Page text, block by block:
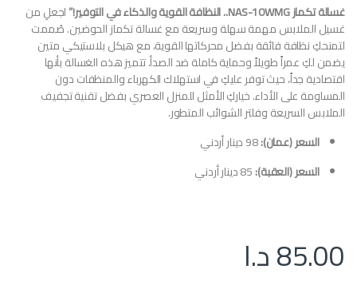
غسالة تكماز NAS-10WMG.. النظافة القوية والذكاء في التوفير!”
اجعلِ من
غسيل الملابس مهمة سهلة وسريعة مع غسالة تكماز الحوضين. صُممت
لتمنحكِ نظافة فائقة بفضل محركاتها القوية، مع هيكل بلاستيكي متين
يضمن لكِ عمراً طويلاً وحماية كاملة ضد الصدأ. تتميز هذه الغسالة بأنها
اقتصادية جداً، حيث توفر عليكِ في استهلاك الكهرباء والمنظفات دون
المساومة على الأداء. خياركِ الأمثل للمنزل العصري بفضل تقنية تجفيف
الملابس السريعة وفلتر الشوائب المتطور.
السعر (عمان):98 دينار أردني
السعر (العقبة):
85.00د.ا